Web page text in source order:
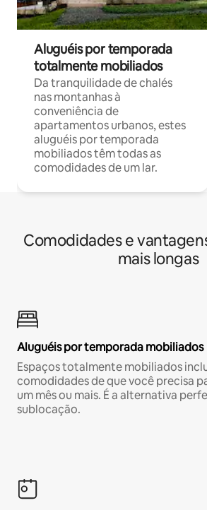
Aluguéis por temporada
totalmente mobiliados
Da tranquilidade de chalés
nas montanhas à
conveniência de
apartamentos urbanos, estes
aluguéis por temporada
mobiliados têm todas as
comodidades de um lar.
Comodidades e
mais longas
Aluguéis por temporada mobiliados
Espaços totalmente mobiliados
comodidades de que você precisa
um mês ou mais. É a alternativa
sublocação.